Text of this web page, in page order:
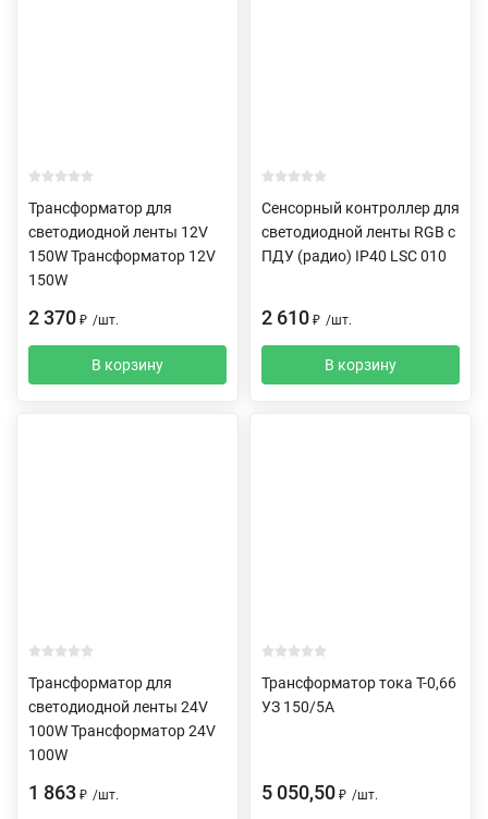
Трансформатор для
светодиодной ленты 12V
150W Трансформатор 12V
150W
2 370 ₽ /шт.
В корзину
Сенсорный контроллер для
светодиодной ленты RGB с
ПДУ (радио) IP40 LSC 010
2 610 ₽ /шт.
В корзину
Трансформатор для
светодиодной ленты 24V
100W Трансформатор 24V
100W
1 863 ₽ /шт.
Трансформатор тока Т-0,66
УЗ 150/5А
5 050,50 ₽ /шт.